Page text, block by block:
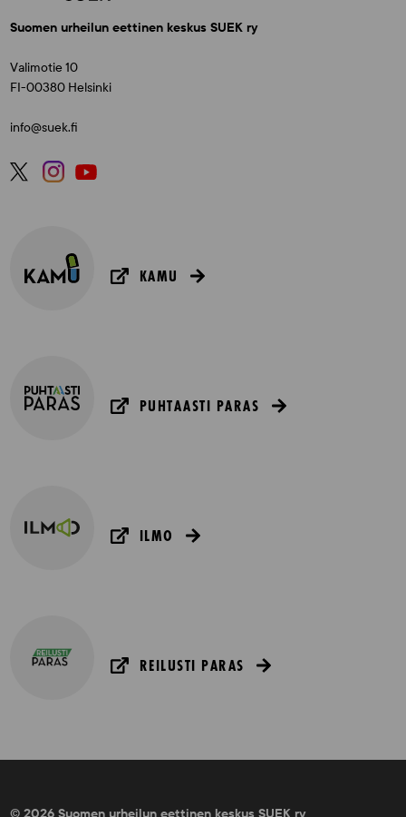
Suomen urheilun eettinen keskus SUEK ry
Valimotie 10
FI-00380 Helsinki
info@suek.fi
KAMU
PUHTAASTI PARAS
ILMO
REILUSTI PARAS